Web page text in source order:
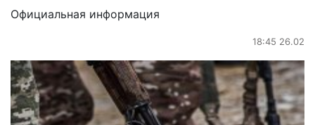
Официальная информация
18:45 26.02